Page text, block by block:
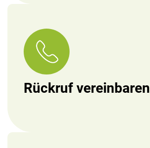
Rückruf vereinbaren